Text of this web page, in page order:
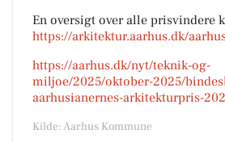
En oversigt over alle prisvindere
https://arkitektur.aarhus.dk/
https://aarhus.dk/nyt/teknik-og-
miljoe/2025/oktober-2025/
aarhusianernes-arkitekturpris-
Kilde: Aarhus Kommune